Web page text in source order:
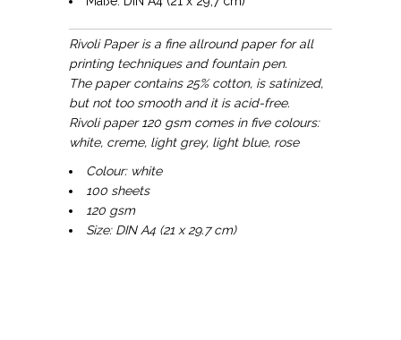
Rivoli Paper is a fine allround paper for all
printing techniques and fountain pen.
The paper contains 25% cotton, is satinized,
but not too smooth and it is acid-free.
Rivoli paper 120 gsm comes in five colours:
white, creme, light grey, light blue, rose
Colour: white
100 sheets
120 gsm
Size: DIN A4 (21 x 29.7 cm)